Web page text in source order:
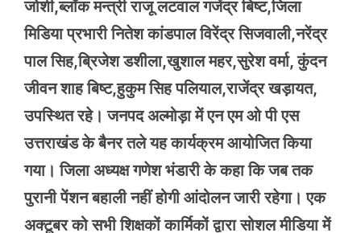
जोशी,ब्लॉक मन्त्री राजू लटवाल गजेंद्र बिष्ट,जिला
मिडिया प्रभारी नितेश कांडपाल विरेंद्र सिजवाली,नरेंद्र
पाल सिह,ब्रिजेश डशीला,खुशाल महर,सुरेश वर्मा, कुंदन
जीवन शाह बिष्ट,हुकुम सिह पलियाल,राजेंद्र खड़ायत,
उपस्थित रहे। जनपद अल्मोड़ा में एन एम ओ पी एस
उत्तराखंड के बैनर तले यह कार्यक्रम आयोजित किया
गया। जिला अध्यक्ष गणेश भंडारी के कहा कि जब तक
पुरानी पेंशन बहाली नहीं होगी आंदोलन जारी रहेगा। एक
अक्टूबर को सभी शिक्षकों कार्मिकों द्वारा सोशल मीडिया में